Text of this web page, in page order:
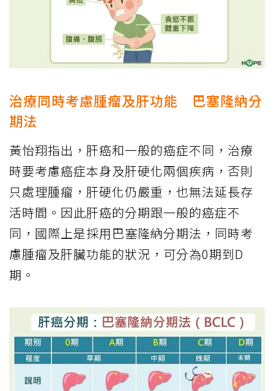
治療同時考慮腫瘤及肝功能 巴塞隆納分
期法
黃怡翔指出，肝癌和一般的癌症不同，治療
時要考慮癌症本身及肝硬化兩個疾病，否則
只處理腫瘤，肝硬化仍嚴重，也無法延長存
活時間。因此肝癌的分期跟一般的癌症不
同，國際上是採用巴塞隆納分期法，同時考
慮腫瘤及肝臟功能的狀況，可分為0期到D
期。